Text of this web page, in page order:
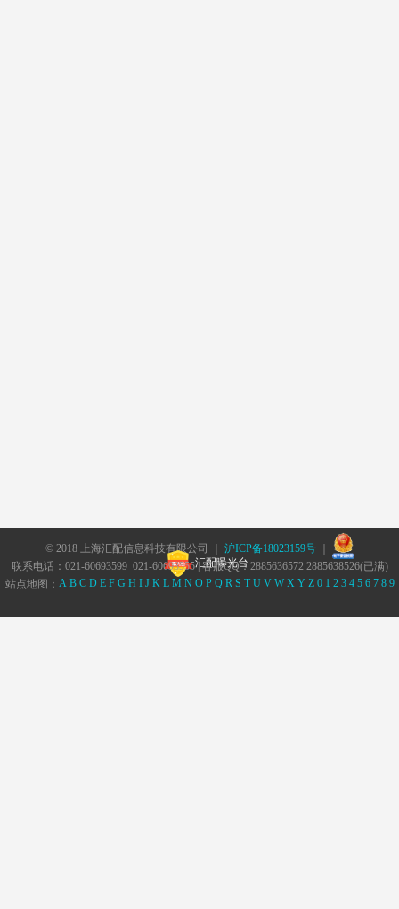
© 2018 上海汇配信息科技有限公司 ｜ 沪ICP备18023159号｜
汇配曝光台
联系电话：021-60693599 021-60693555 | 客服QQ：2885636572 2885638526(已满)
站点地图： A B C D E F G H I J K L M N O P Q R S T U V W X Y Z 0 1 2 3 4 5 6 7 8 9